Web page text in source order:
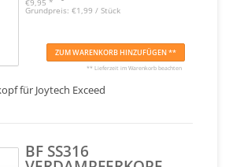
€9,95 *
Grundpreis: €1,99 / Stück
ZUM WARENKORB HINZUFÜGEN **
** Lieferzeit im Warenkorb beachten
für Joytech Exceed
BF SS316